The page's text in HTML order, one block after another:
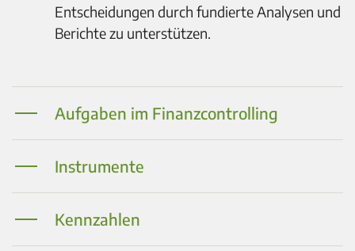
Entscheidungen durch fundierte Analysen und
Berichte zu unterstützen.
Aufgaben im Finanzcontrolling
Instrumente
Kennzahlen